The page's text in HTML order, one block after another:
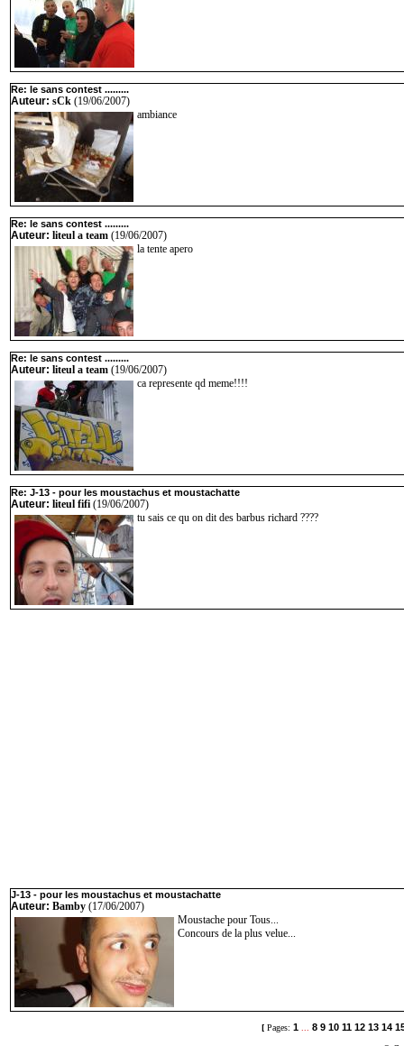
Re: le sans contest .........
Auteur: sCk (19/06/2007)
ambiance
Re: le sans contest .........
Auteur: liteul a team (19/06/2007)
la tente apero
Re: le sans contest .........
Auteur: liteul a team (19/06/2007)
ca represente qd meme!!!!
Re: J-13 - pour les moustachus et moustachatte
Auteur: liteul fifi (19/06/2007)
tu sais ce qu on dit des barbus richard ????
J-13 - pour les moustachus et moustachatte
Auteur: Bamby (17/06/2007)
Moustache pour Tous...
Concours de la plus velue...
[ Pages: 1 8 9 10 11 12 13 14